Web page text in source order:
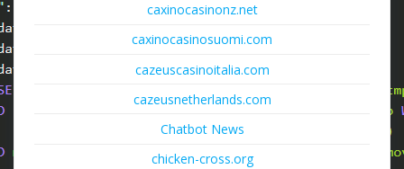
caxinocasinonz.net
caxinocasinosuomi.com
cazeuscasinoitalia.com
cazeusnetherlands.com
Chatbot News
chicken-cross.org